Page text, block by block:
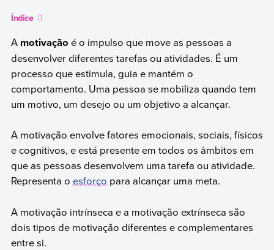
Índice
A motivação é o impulso que move as pessoas a
desenvolver diferentes tarefas ou atividades. É um
processo que estimula, guia e mantém o
comportamento. Uma pessoa se mobiliza quando tem
um motivo, um desejo ou um objetivo a alcançar.
A motivação envolve fatores emocionais, sociais, físicos
e cognitivos, e está presente em todos os âmbitos em
que as pessoas desenvolvem uma tarefa ou atividade.
Representa oesforçopara alcançar uma meta.
A motivação intrínseca e a motivação extrínseca são
dois tipos de motivação diferentes e complementares
entre si.